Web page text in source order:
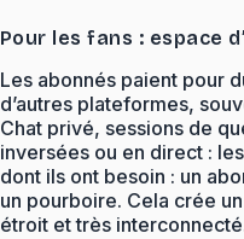
Pour les fans : espace
Les abonnés paient pour
d’autres plateformes,
Chat privé, sessions de
inversées ou en direct :
dont ils ont besoin : un
un pourboire. Cela crée
étroit et très